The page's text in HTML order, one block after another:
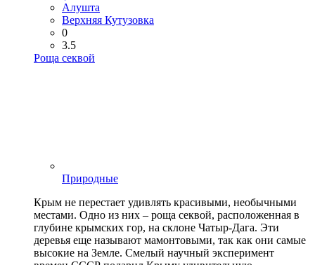
Алушта
Верхняя Кутузовка
0
3.5
Роща секвой
Природные
Крым не перестает удивлять красивыми, необычными
местами. Одно из них – роща секвой, расположенная в
глубине крымских гор, на склоне Чатыр-Дага. Эти
деревья еще называют мамонтовыми, так как они самые
высокие на Земле. Смелый научный эксперимент